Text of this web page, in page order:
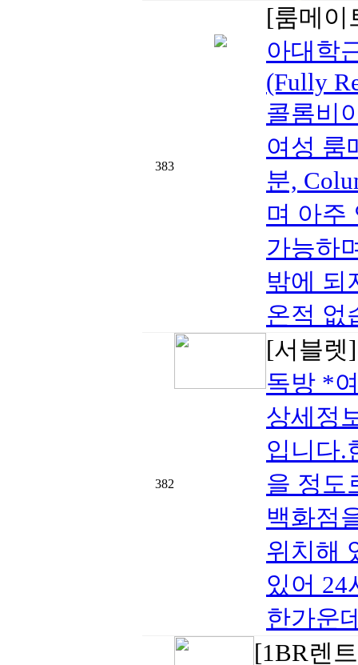
383
[룸메
아대학
(Fully
콜롬비
여성 룸
분,
며 아주
가능하
밖에 되
온적 없
382
[서블
독방 *
상세정
입니다.
을 정도
백화점
위치해
있어 24
한가운
[1BR렌